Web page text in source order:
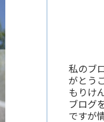
私のブ
がとう
もりけ
ブログ
ですが